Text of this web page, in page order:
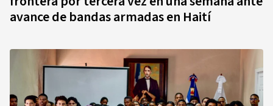
avance de bandas armadas en Haití